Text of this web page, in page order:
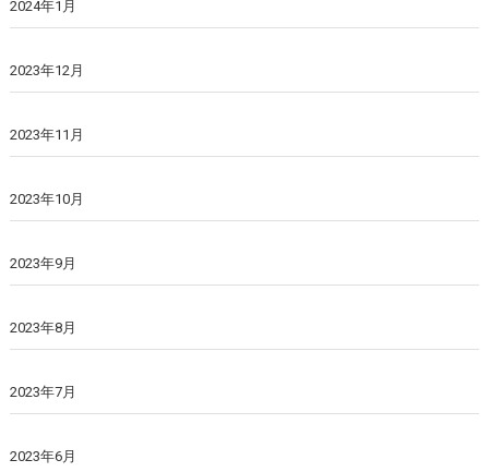
2024年1月
2023年12月
2023年11月
2023年10月
2023年9月
2023年8月
2023年7月
2023年6月